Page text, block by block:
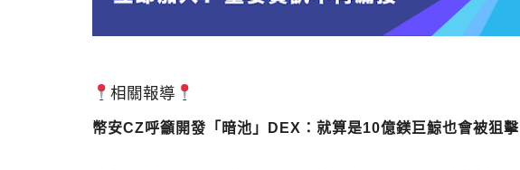
相關報導
幣安CZ呼籲開發「暗池」DEX：就算是10億鎂巨鯨也會被狙擊